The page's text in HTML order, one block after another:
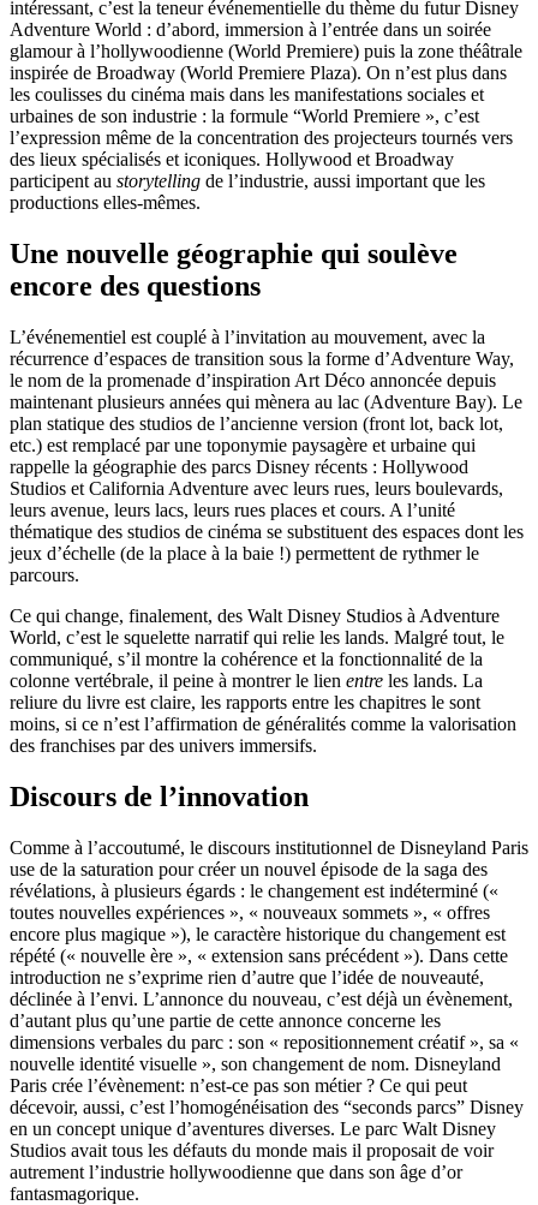
intéressant, c’est la teneur événementielle du thème du futur Disney
Adventure World : d’abord, immersion à l’entrée dans un soirée
glamour à l’hollywoodienne (World Premiere) puis la zone théâtrale
inspirée de Broadway (World Premiere Plaza). On n’est plus dans
les coulisses du cinéma mais dans les manifestations sociales et
urbaines de son industrie : la formule “World Premiere », c’est
l’expression même de la concentration des projecteurs tournés vers
des lieux spécialisés et iconiques. Hollywood et Broadway
participent au storytelling de l’industrie, aussi important que les
productions elles-mêmes.
Une nouvelle géographie qui soulève
encore des questions
L’événementiel est couplé à l’invitation au mouvement, avec la
récurrence d’espaces de transition sous la forme d’Adventure Way,
le nom de la promenade d’inspiration Art Déco annoncée depuis
maintenant plusieurs années qui mènera au lac (Adventure Bay). Le
plan statique des studios de l’ancienne version (front lot, back lot,
etc.) est remplacé par une toponymie paysagère et urbaine qui
rappelle la géographie des parcs Disney récents : Hollywood
Studios et California Adventure avec leurs rues, leurs boulevards,
leurs avenue, leurs lacs, leurs rues places et cours. A l’unité
thématique des studios de cinéma se substituent des espaces dont les
jeux d’échelle (de la place à la baie !) permettent de rythmer le
parcours.
Ce qui change, finalement, des Walt Disney Studios à Adventure
World, c’est le squelette narratif qui relie les lands. Malgré tout, le
communiqué, s’il montre la cohérence et la fonctionnalité de la
colonne vertébrale, il peine à montrer le lien entre les lands. La
reliure du livre est claire, les rapports entre les chapitres le sont
moins, si ce n’est l’affirmation de généralités comme la valorisation
des franchises par des univers immersifs.
Discours de l’innovation
Comme à l’accoutumé, le discours institutionnel de Disneyland Paris
use de la saturation pour créer un nouvel épisode de la saga des
révélations, à plusieurs égards : le changement est indéterminé («
toutes nouvelles expériences », « nouveaux sommets », « offres
encore plus magique »), le caractère historique du changement est
répété (« nouvelle ère », « extension sans précédent »). Dans cette
introduction ne s’exprime rien d’autre que l’idée de nouveauté,
déclinée à l’envi. L’annonce du nouveau, c’est déjà un évènement,
d’autant plus qu’une partie de cette annonce concerne les
dimensions verbales du parc : son « repositionnement créatif », sa «
nouvelle identité visuelle », son changement de nom. Disneyland
Paris crée l’évènement: n’est-ce pas son métier ? Ce qui peut
décevoir, aussi, c’est l’homogénéisation des “seconds parcs” Disney
en un concept unique d’aventures diverses. Le parc Walt Disney
Studios avait tous les défauts du monde mais il proposait de voir
autrement l’industrie hollywoodienne que dans son âge d’or
fantasmagorique.